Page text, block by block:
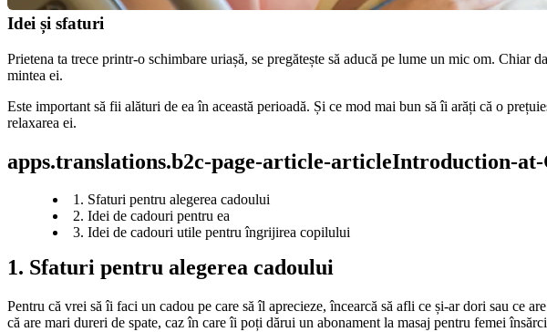
Idei și sfaturi
Prietena ta trece printr-o schimbare uriașă, se pregătește să aducă pe lume un mic om.
mintea ei.
Este important să fii alături de ea în această perioadă. Și ce mod mai bun să îi arăți că o
relaxarea ei.
apps.translations.b2c-page-article-articleIntroduction-at-
1. Sfaturi pentru alegerea cadoului
2. Idei de cadouri pentru ea
3. Idei de cadouri utile pentru îngrijirea copilului
1. Sfaturi pentru alegerea cadoului
Pentru că vrei să îi faci un cadou pe care să îl aprecieze, încearcă să afli ce și-ar dori sau ce
că are mari dureri de spate, caz în care îi poți dărui un abonament la masaj pentru femei